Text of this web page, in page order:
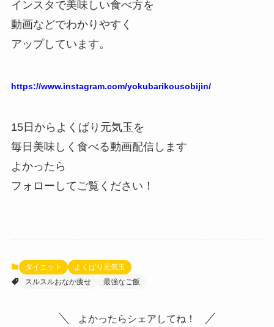
インスタで美味しい食べ方を
動画などでわかりやすく
アップしています。
https://www.instagram.com/yokubarikousobijin/
15日からよくばり元気玉を
毎日美味しく食べる動画配信します
よかったら
フォローしてご覧ください！
ダイエット
よくばり元気玉
スルスルおなか痩せ
最強なご飯
よかったらシェアしてね！